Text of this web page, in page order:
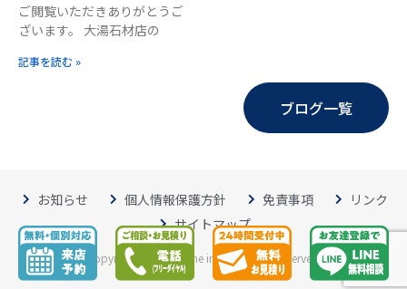
ご閲覧いただきありがとうご
ざいます。 大湯石材店の
記事を読む »
ブログ一覧
お知らせ 個人情報保護方針 免責事項
リンク
サイトマップ
Copyright © Oyu Stone inc. All Rights Reserved.